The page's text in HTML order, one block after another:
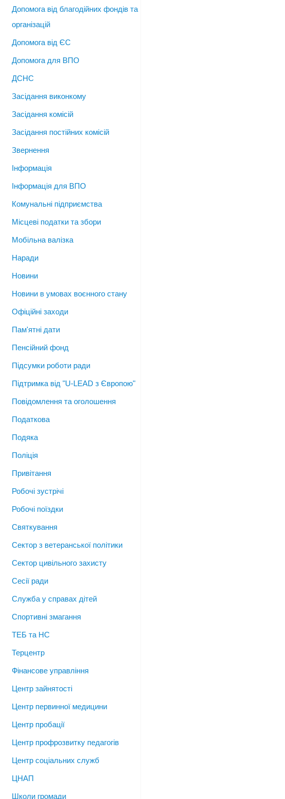
Допомога від благодійних фондів та
організацій
Допомога від ЄС
Допомога для ВПО
ДСНС
Засідання виконкому
Засідання комісій
Засідання постійних комісій
Звернення
Інформація
Інформація для ВПО
Комунальні підприємства
Місцеві податки та збори
Мобільна валізка
Наради
Новини
Новини в умовах воєнного стану
Офіційні заходи
Пам'ятні дати
Пенсійний фонд
Підсумки роботи ради
Підтримка від "U-LEAD з Європою"
Повідомлення та оголошення
Податкова
Подяка
Поліція
Привітання
Робочі зустрічі
Робочі поїздки
Святкування
Сектор з ветеранської політики
Сектор цивільного захисту
Сесії ради
Служба у справах дітей
Спортивні змагання
ТЕБ та НС
Терцентр
Фінансове управління
Центр зайнятості
Центр первинної медицини
Центр пробації
Центр профрозвитку педагогів
Центр соціальних служб
ЦНАП
Школи громади